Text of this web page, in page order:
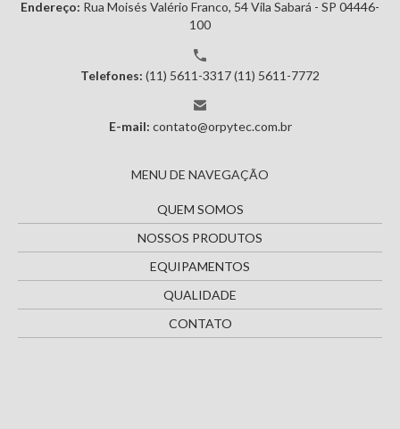
Endereço: Rua Moisés Valério Franco, 54Vila Sabará - SP 04446-
100
Telefones: (11) 5611-3317(11) 5611-7772
E-mail: contato@orpytec.com.br
MENU DE NAVEGAÇÃO
QUEM SOMOS
NOSSOS PRODUTOS
EQUIPAMENTOS
QUALIDADE
CONTATO